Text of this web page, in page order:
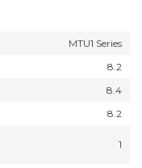
MTU1 Series
8.2
8.4
8.2
1